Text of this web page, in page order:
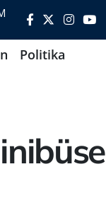
Politika